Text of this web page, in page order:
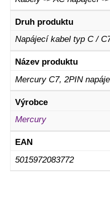
Druh produktu
Napájecí kabel typ C /
Název produktu
Mercury C7, 2PIN
Výrobce
Mercury
EAN
5015972083772